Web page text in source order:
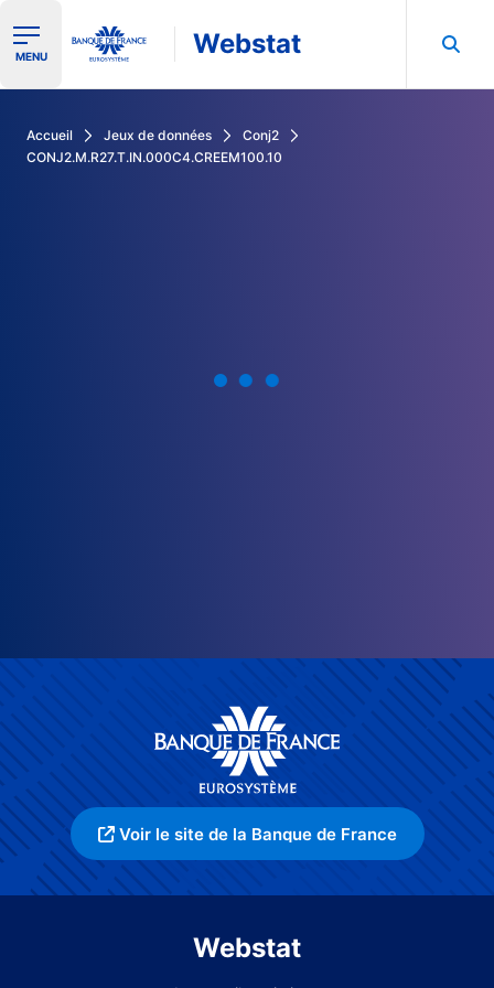
Ouvrir le menu de navigation
MENU Webstat
Accueil Jeux de données
Conj2
CONJ2.M.R27.T.IN.000C4.CREEM100.10
Voir le site de la Banque de France
Webstat